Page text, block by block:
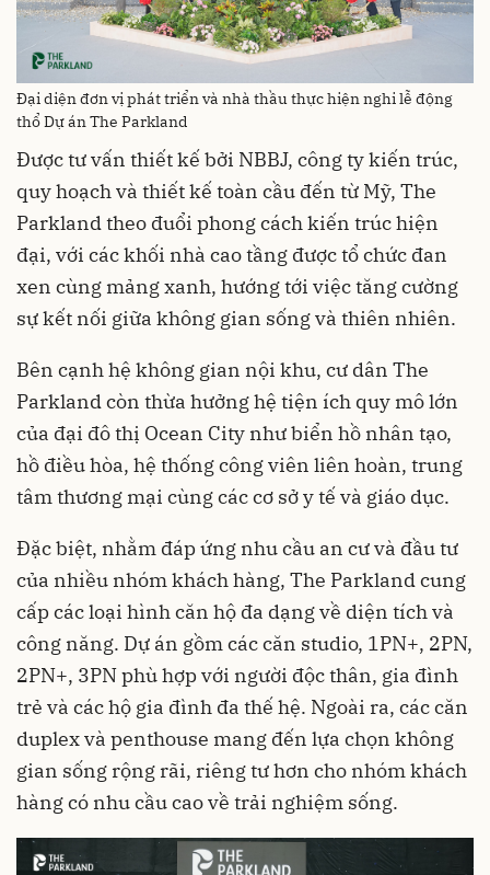
Đại diện đơn vị phát triển và nhà thầu thực hiện nghi lễ động
thổ Dự án The Parkland
Được tư vấn thiết kế bởi NBBJ, công ty kiến trúc,
quy hoạch và thiết kế toàn cầu đến từ Mỹ, The
Parkland theo đuổi phong cách kiến trúc hiện
đại, với các khối nhà cao tầng được tổ chức đan
xen cùng mảng xanh, hướng tới việc tăng cường
sự kết nối giữa không gian sống và thiên nhiên.
Bên cạnh hệ không gian nội khu, cư dân The
Parkland còn thừa hưởng hệ tiện ích quy mô lớn
của đại đô thị Ocean City như biển hồ nhân tạo,
hồ điều hòa, hệ thống công viên liên hoàn, trung
tâm thương mại cùng các cơ sở y tế và giáo dục.
Đặc biệt, nhằm đáp ứng nhu cầu an cư và đầu tư
của nhiều nhóm khách hàng, The Parkland cung
cấp các loại hình căn hộ đa dạng về diện tích và
công năng. Dự án gồm các căn studio, 1PN+, 2PN,
2PN+, 3PN phù hợp với người độc thân, gia đình
trẻ và các hộ gia đình đa thế hệ. Ngoài ra, các căn
duplex và penthouse mang đến lựa chọn không
gian sống rộng rãi, riêng tư hơn cho nhóm khách
hàng có nhu cầu cao về trải nghiệm sống.